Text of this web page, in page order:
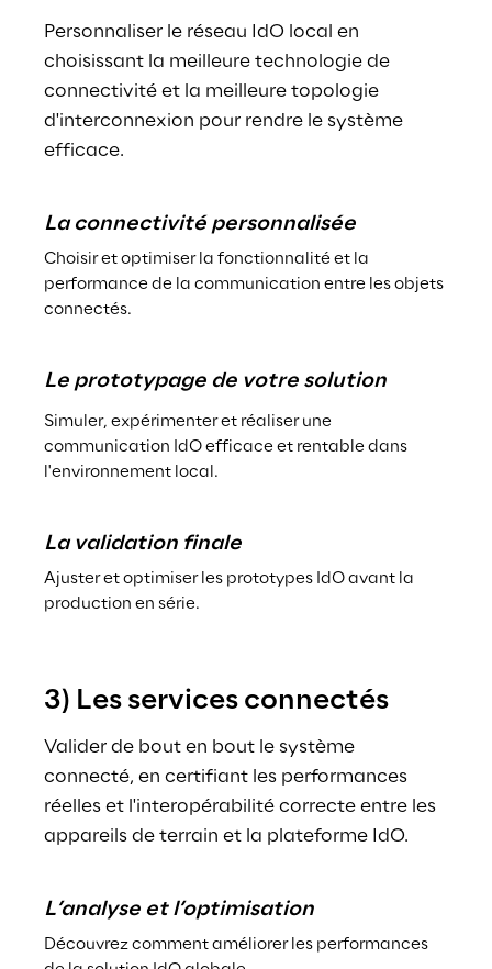
Personnaliser le réseau IdO local en
choisissant la meilleure technologie de
connectivité et la meilleure topologie
d'interconnexion pour rendre le système
efficace.
La connectivité personnalisée
Choisir et optimiser la fonctionnalité et la
performance de la communication entre les objets
connectés.
Le prototypage de votre solution
Simuler, expérimenter et réaliser une
communication IdO efficace et rentable dans
l'environnement local.
La validation finale
Ajuster et optimiser les prototypes IdO avant la
production en série.
3) Les services connectés
Valider de bout en bout le système
connecté, en certifiant les performances
réelles et l'interopérabilité correcte entre les
appareils de terrain et la plateforme IdO.
L’analyse et l’optimisation
Découvrez comment améliorer les performances